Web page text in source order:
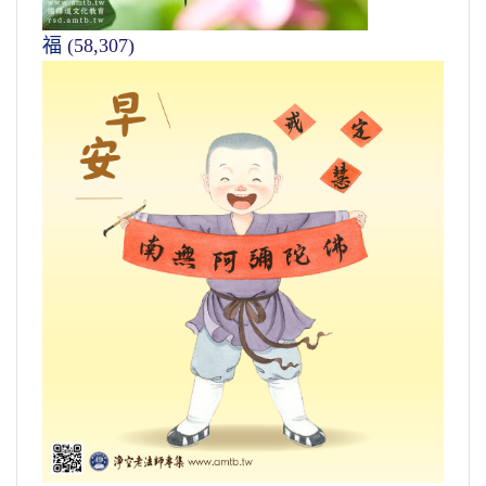
福 (58,307)